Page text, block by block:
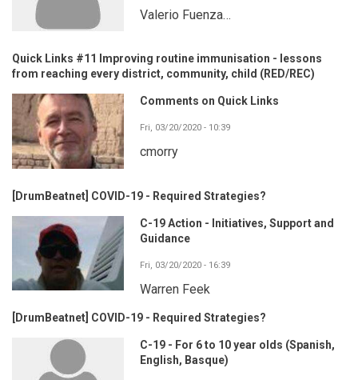
Valerio Fuenza…
Quick Links #11 Improving routine immunisation - lessons
from reaching every district, community, child (RED/REC)
Comments on Quick Links
Fri, 03/20/2020 - 10:39
cmorry
[DrumBeatnet] COVID-19 - Required Strategies?
C-19 Action - Initiatives, Support and
Guidance
Fri, 03/20/2020 - 16:39
Warren Feek
[DrumBeatnet] COVID-19 - Required Strategies?
C-19 - For 6 to 10 year olds (Spanish,
English, Basque)